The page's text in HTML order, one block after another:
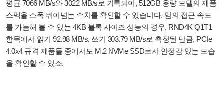
평균 7066 MB/s와 3022 MB/s로 기록되어, 512GB 용량 모델의 제품
스펙을 소폭 뛰어넘는 수치를 확인할 수 있습니다. 임의 접근 속도
를 가늠해 볼 수 있는 4KB 블록 사이즈 성능의 경우, RND4K Q1T1
항목에서 읽기 92.98 MB/s, 쓰기 303.79 MB/s로 측정된 만큼, PCIe
4.0x4 규격 제품들 중에서도 M.2 NVMe SSD로서 안정감 있는 모습
을 확인할 수 있죠.